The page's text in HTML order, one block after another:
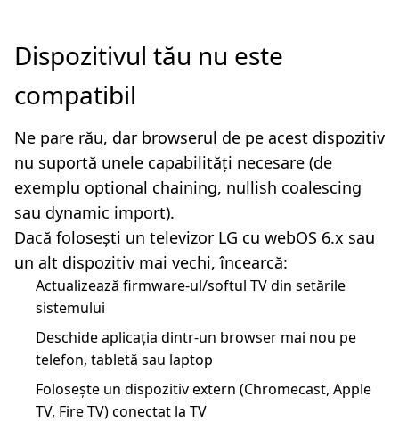
Dispozitivul tău nu este
compatibil
Ne pare rău, dar browserul de pe acest dispozitiv
nu suportă unele capabilități necesare (de
exemplu optional chaining, nullish coalescing
sau dynamic import).
Dacă folosești un televizor LG cu webOS 6.x sau
un alt dispozitiv mai vechi, încearcă:
Actualizează firmware-ul/softul TV din setările
sistemului
Deschide aplicația dintr-un browser mai nou pe
telefon, tabletă sau laptop
Folosește un dispozitiv extern (Chromecast, Apple
TV, Fire TV) conectat la TV